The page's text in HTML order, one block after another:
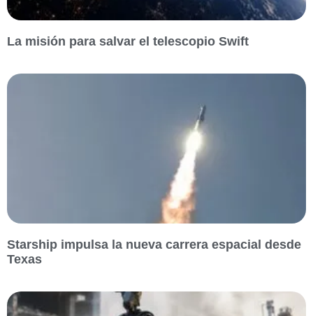
La misión para salvar el telescopio Swift
Starship impulsa la nueva carrera espacial desde
Texas